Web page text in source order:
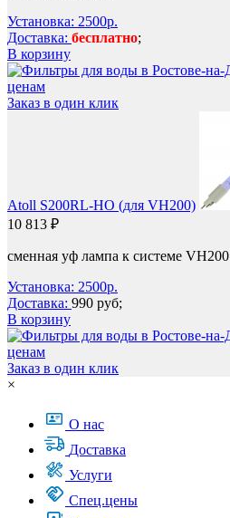
Установка: 2500р.
Доставка: бесплатно;
В корзину
Заказ в один клик
Atoll S200RL-HO (для VH200)
10 813 ₽
сменная уф лампа к системе VH200
Установка: 2500р.
Доставка: 990 руб;
В корзину
Заказ в один клик
×
О нас
Доставка
Услуги
Спец.цены